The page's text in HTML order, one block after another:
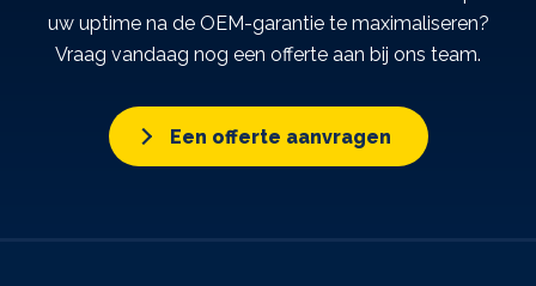
uw uptime na de OEM-garantie te maximaliseren?
Vraag vandaag nog een offerte aan bij ons team.
Een offerte aanvragen